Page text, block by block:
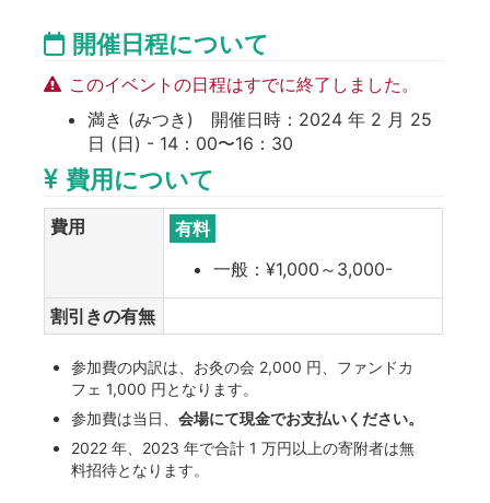
開催日程について
このイベントの日程はすでに終了しました。
満き (みつき) 開催日時：2024 年 2 月 25
日 (日) - 14：00〜16：30
費用について
費用
有料
一般：¥1,000～3,000-
割引きの有無
参加費の内訳は、お灸の会 2,000 円、ファンドカ
フェ 1,000 円となります。
参加費は当日、 会場にて現金でお支払いください。
2022 年、2023 年で合計 1 万円以上の寄附者は無
料招待となります。